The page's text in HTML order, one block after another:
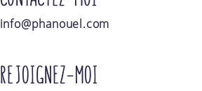
info@phanouel.com
REJOIGNEZ-MOI